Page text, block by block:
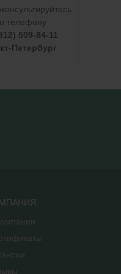
телефону
509-84-11
Петербург